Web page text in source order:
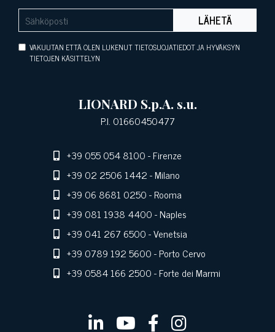
LÄHETÄ
VAKUUTAN ETTÄ OLEN LUKENUT TIETOSUOJATIEDOT JA HYVÄKSYN
TIETOJEN KÄSITTELYN
LIONARD S.p.A. s.u.
P.I. 01660450477
+39 055 054 8100- Firenze
+39 02 2506 1442- Milano
+39 06 8681 0250- Rooma
+39 081 1938 4400- Naples
+39 041 267 6500- Venetsia
+39 0789 192 5600- Porto Cervo
+39 0584 166 2500- Forte dei Marmi